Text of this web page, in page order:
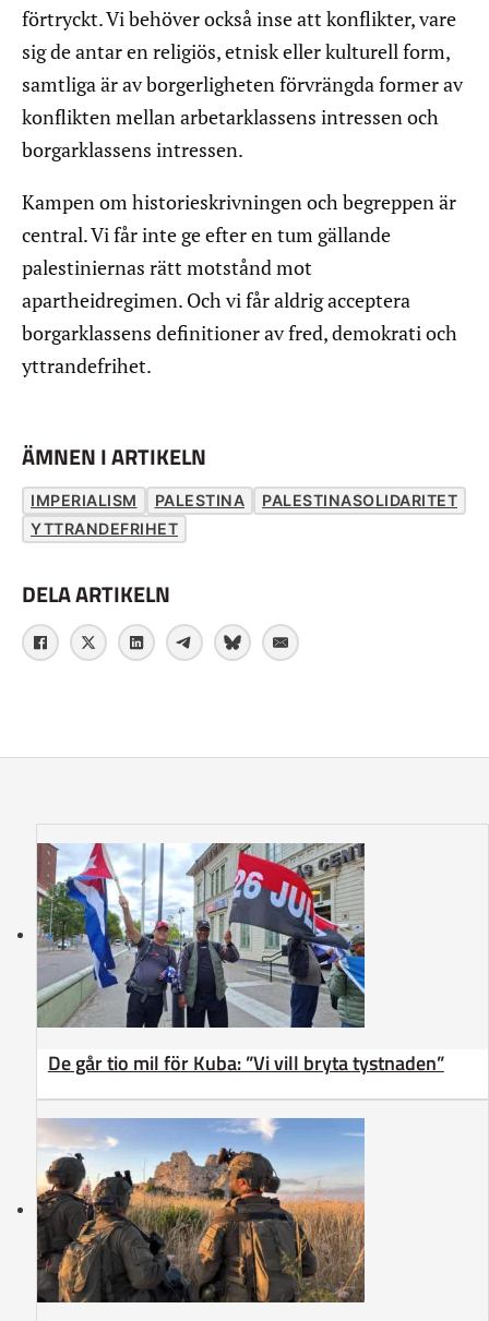
förtryckt. Vi behöver också inse att konflikter, vare
sig de antar en religiös, etnisk eller kulturell form,
samtliga är av borgerligheten förvrängda former av
konflikten mellan arbetarklassens intressen och
borgarklassens intressen.
Kampen om historieskrivningen och begreppen är
central. Vi får inte ge efter en tum gällande
palestiniernas rätt motstånd mot
apartheidregimen. Och vi får aldrig acceptera
borgarklassens definitioner av fred, demokrati och
yttrandefrihet.
ÄMNEN I ARTIKELN
IMPERIALISM PALESTINA
PALESTINASOLIDARITET
YTTRANDEFRIHET
DELA ARTIKELN
De går tio mil för Kuba: ”Vi vill bryta tystnaden”